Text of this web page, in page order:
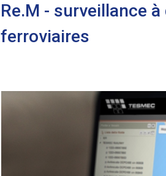
Re.M - surveillance
ferroviaires